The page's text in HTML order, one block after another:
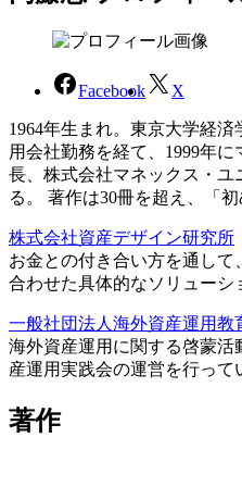
Facebook X
1964年生まれ。東京大学経
用会社勤務を経て、1999年
長、株式会社マネックス・
る。 著作は30冊を超え、「
株式会社資産デザイン研究所
お金との付き合い方を通し
合わせた具体的なソリューシ
一般社団法人海外資産運用教
海外資産運用に関する啓蒙
産運用実践会の運営を行って
著作